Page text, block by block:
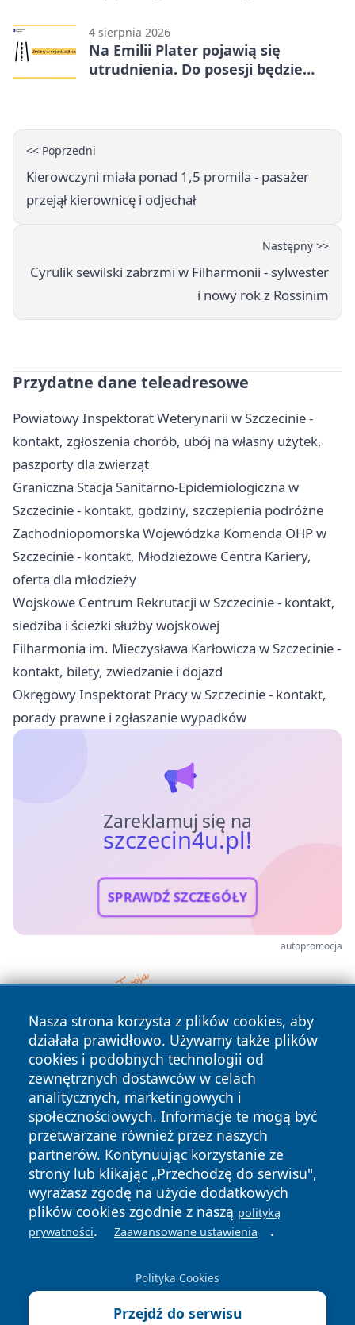
4 sierpnia 2026
Na Emilii Plater pojawią się
utrudnienia. Do posesji będzie
<< Poprzedni
Kierowczyni miała ponad 1,5 promila - pasażer
przejął kierownicę i odjechał
Następny >>
Cyrulik sewilski zabrzmi w Filharmonii - sylwester
i nowy rok z Rossinim
Przydatne dane teleadresowe
Powiatowy Inspektorat Weterynarii w Szczecinie -
kontakt, zgłoszenia chorób, ubój na własny użytek,
paszporty dla zwierząt
Graniczna Stacja Sanitarno-Epidemiologiczna w
Szczecinie - kontakt, godziny, szczepienia podróżne
Zachodniopomorska Wojewódzka Komenda OHP w
Szczecinie - kontakt, Młodzieżowe Centra Kariery,
oferta dla młodzieży
Wojskowe Centrum Rekrutacji w Szczecinie - kontakt,
siedziba i ścieżki służby wojskowej
Filharmonia im. Mieczysława Karłowicza w Szczecinie -
kontakt, bilety, zwiedzanie i dojazd
Okręgowy Inspektorat Pracy w Szczecinie - kontakt,
porady prawne i zgłaszanie wypadków
Zareklamuj się na
szczecin4u.pl!
SPRAWDŹ SZCZEGÓŁY
autopromocja
Nasza strona korzysta z plików cookies, aby
działała prawidłowo. Używamy także plików
cookies i podobnych technologii od
zewnętrznych dostawców w celach
analitycznych, marketingowych i
społecznościowych. Informacje te mogą być
przetwarzane również przez naszych
partnerów. Kontynuując korzystanie ze
strony lub klikając „Przechodzę do serwisu",
wyrażasz zgodę na użycie dodatkowych
plików cookies zgodnie z naszą polityką
prywatności. Zaawansowane ustawienia .
Polityka Cookies
Przejdź do serwisu
Copyright © 2026 szczecin4u.pl Wszystkie prawa zastrzeżone.
News Autorzy
Polityka
Prywatności
Polityka
Cookies